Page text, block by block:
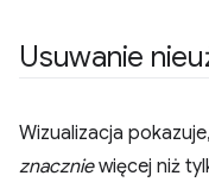
Usuwanie
Wizualizacja
znaczniewięcej niż